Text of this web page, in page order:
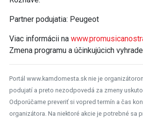
Partner podujatia: Peugeot
Viac informácii na
Zmena programu a účinkujúcich
Portál www.kamdomesta.sk nie je
podujatí a preto nezodpovedá za zmeny
Odporúčame preveriť si vopred termín a čas
organizátora. Na niektoré akcie je potrebné sa